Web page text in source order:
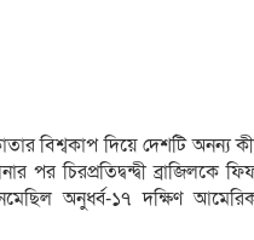
বিশ্বকাপ দিয়ে দেশটি অনন্য
চিরপ্রতিদ্বন্দ্বী ব্রাজিলকে
অনুর্ধ্ব-১৭ দক্ষিণ